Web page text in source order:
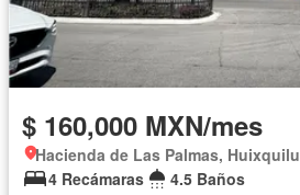
$ 160,000 MXN/mes
Hacienda de Las Palmas,
4 Recámaras
4.5 Baños